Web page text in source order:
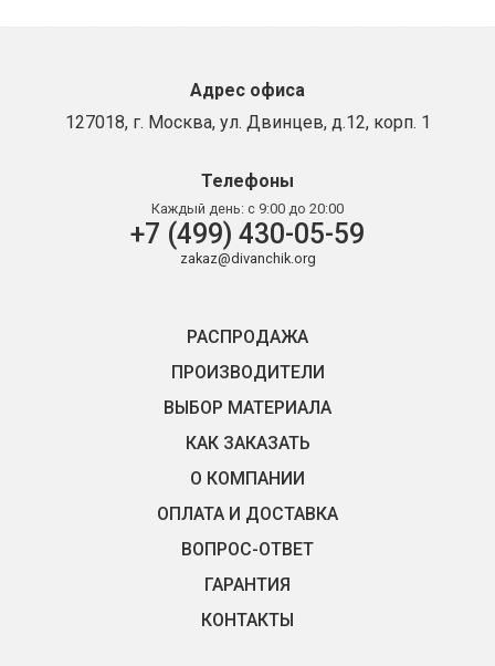
Адрес офиса
127018, г. Москва, ул. Двинцев, д.12, корп. 1
Телефоны
Каждый день: с 9:00 до 20:00
+7 (499) 430-05-59
zakaz@divanchik.org
РАСПРОДАЖА
ПРОИЗВОДИТЕЛИ
ВЫБОР МАТЕРИАЛА
КАК ЗАКАЗАТЬ
О КОМПАНИИ
ОПЛАТА И ДОСТАВКА
ВОПРОС-ОТВЕТ
ГАРАНТИЯ
КОНТАКТЫ